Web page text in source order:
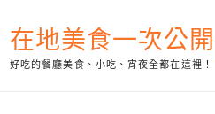
to
content
在地美食一次公開
好吃的餐廳美食、小吃、宵夜全都在這裡！